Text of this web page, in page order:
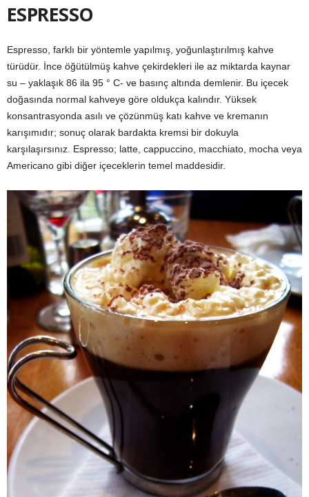
ESPRESSO
Espresso, farklı bir yöntemle yapılmış, yoğunlaştırılmış kahve
türüdür. İnce öğütülmüş kahve çekirdekleri ile az miktarda kaynar
su – yaklaşık 86 ila 95 ° C- ve basınç altında demlenir. Bu içecek
doğasında normal kahveye göre oldukça kalındır. Yüksek
konsantrasyonda asılı ve çözünmüş katı kahve ve kremanın
karışımıdır; sonuç olarak bardakta kremsi bir dokuyla
karşılaşırsınız. Espresso; latte, cappuccino, macchiato, mocha veya
Americano gibi diğer içeceklerin temel maddesidir.